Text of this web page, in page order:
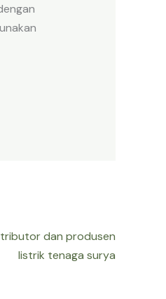
dan produsen
listrik tenaga surya